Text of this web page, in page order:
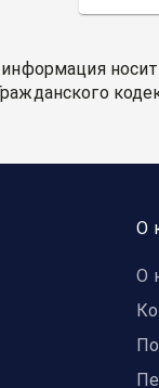
О
О